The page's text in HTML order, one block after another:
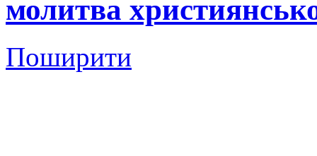
молитва
Поширити